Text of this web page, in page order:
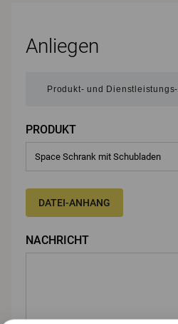
Anliegen
PRODUKT
DATEI-ANHANG
NACHRICHT